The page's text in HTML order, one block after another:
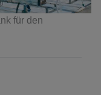
für den